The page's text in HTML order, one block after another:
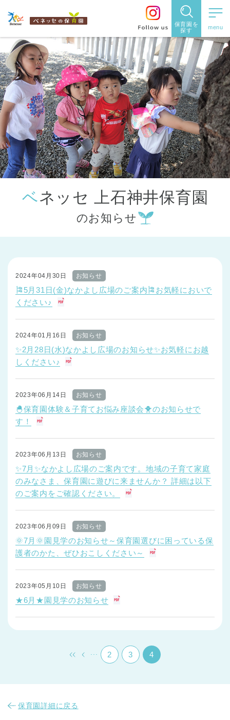
保育園を
探す
保育園を探す
住所・駅
名から探
す
都道府県
から探す
東京都
ベネッセ 上石神井保育園
のお知らせ
2024年04月30日 お知らせ
🎏5月31日(金)なかよし広場のご案内🎏お気軽においで
ください♪
2024年01月16日 お知らせ
✨2月28日(水)なかよし広場のお知らせ✨お気軽にお越
しください♪
2023年06月14日 お知らせ
🐣保育園体験＆子育てお悩み座談会🐥のお知らせで
す！
2023年06月13日 お知らせ
✨7月✨なかよし広場のご案内です。地域の子育て家庭
のみなさま、保育園に遊びに来ませんか？ 詳細は以下
のご案内をご確認ください。
2023年06月09日 お知らせ
🌞7月🌞園見学のお知らせ～保育園選びに困っている保
護者のかた、ぜひおこしください～
2023年05月10日 お知らせ
★6月★園見学のお知らせ
2 3 4
保育園詳細に戻る